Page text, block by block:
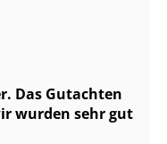
Das Gutachten
wurden sehr gut